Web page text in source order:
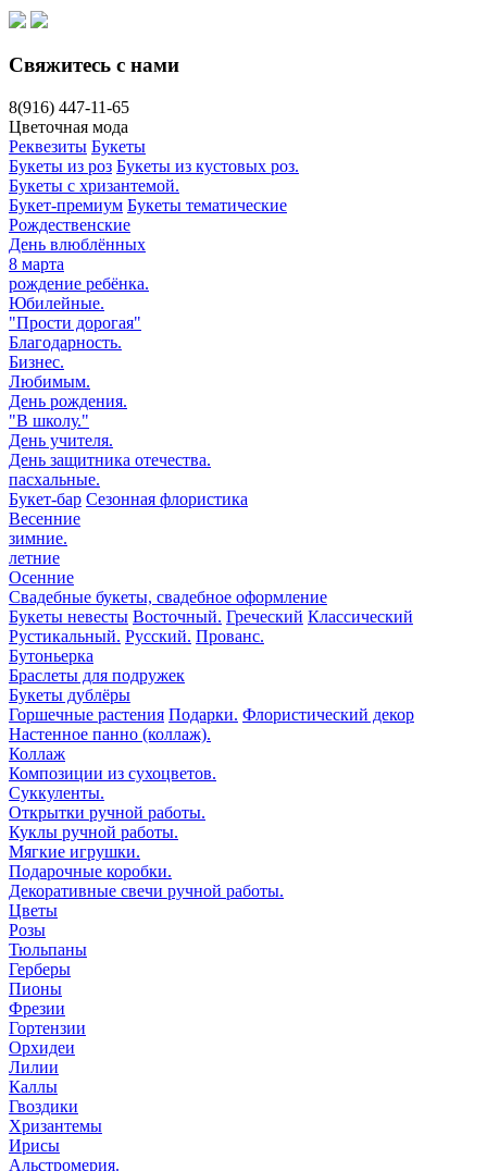
Свяжитесь с нами
8(916) 447-11-65
Цветочная мода
Реквезиты Букеты
Букеты из роз Букеты из кустовых роз.
Букеты с хризантемой.
Букет-премиум Букеты тематические
Рождественские
День влюблённых
8 марта
рождение ребёнка.
Юбилейные.
"Прости дорогая"
Благодарность.
Бизнес.
Любимым.
День рождения.
"В школу."
День учителя.
День защитника отечества.
пасхальные.
Букет-бар Сезонная флористика
Весенние
зимние.
летние
Осенние
Свадебные букеты, свадебное оформление
Букеты невесты Восточный. Греческий Классический
Рустикальный. Русский. Прованс.
Бутоньерка
Браслеты для подружек
Букеты дублёры
Горшечные растения Подарки. Флористический декор
Настенное панно (коллаж).
Коллаж
Композиции из сухоцветов.
Суккуленты.
Открытки ручной работы.
Куклы ручной работы.
Мягкие игрушки.
Подарочные коробки.
Декоративные свечи ручной работы.
Цветы
Розы
Тюльпаны
Герберы
Пионы
Фрезии
Гортензии
Орхидеи
Лилии
Каллы
Гвоздики
Хризантемы
Ирисы
Альстромерия.